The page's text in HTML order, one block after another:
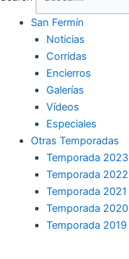
San Fermín
Noticias
Corridas
Encierros
Galerías
Vídeos
Especiales
Otras Temporadas
Temporada 2023
Temporada 2022
Temporada 2021
Temporada 2020
Temporada 2019